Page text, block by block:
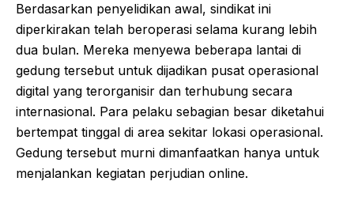
Berdasarkan penyelidikan awal, sindikat ini
diperkirakan telah beroperasi selama kurang lebih
dua bulan. Mereka menyewa beberapa lantai di
gedung tersebut untuk dijadikan pusat operasional
digital yang terorganisir dan terhubung secara
internasional. Para pelaku sebagian besar diketahui
bertempat tinggal di area sekitar lokasi operasional.
Gedung tersebut murni dimanfaatkan hanya untuk
menjalankan kegiatan perjudian online.